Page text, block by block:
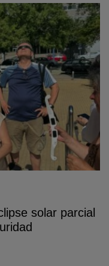
solar parcial